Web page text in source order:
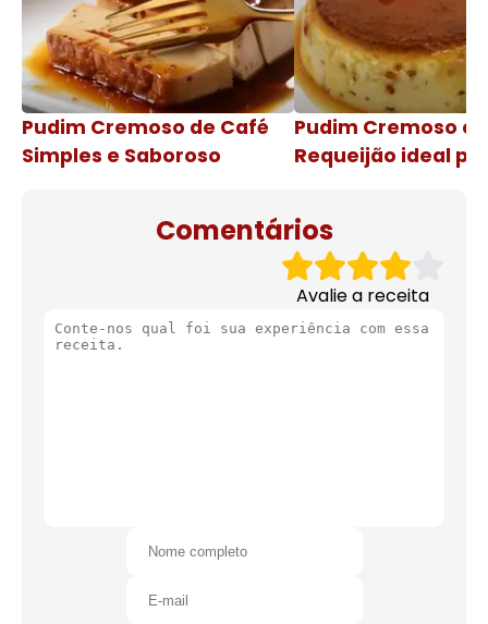
Pudim Cremoso de Café
Simples e Saboroso
Pudim Cremoso
Requeijão ideal
Comentários
Avalie a receita